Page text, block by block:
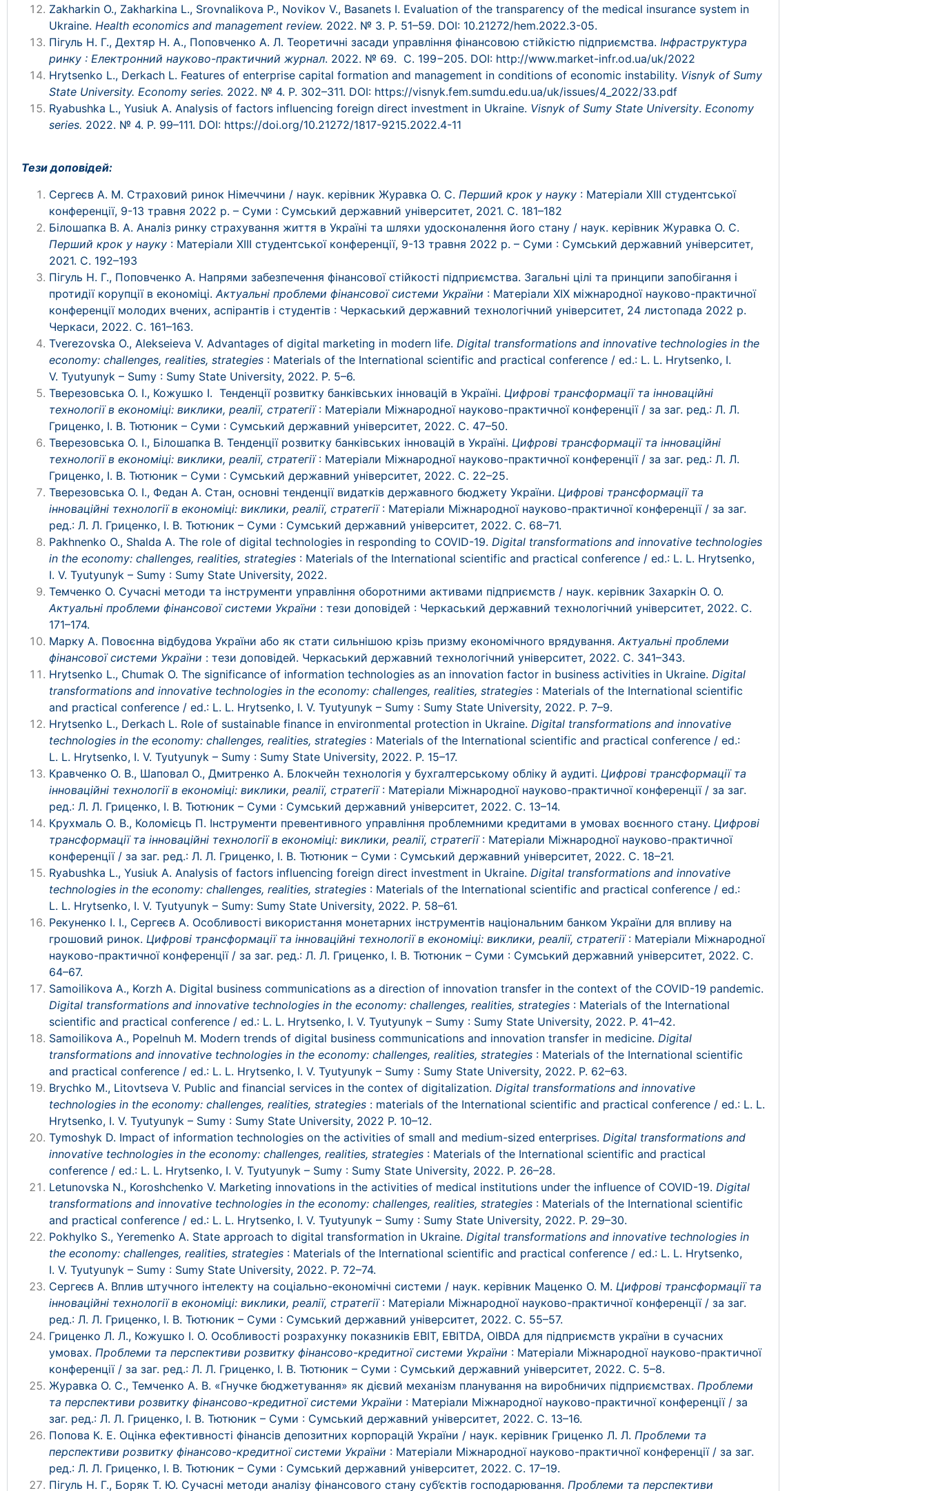
Zakharkin O., Zakharkina L., Srovnalikova P., Novikov V., Basanets I. Evaluation of the transparency of the medical insurance system in
Ukraine. Health economics and management review. 2022. № 3. P. 51–59. DOI: 10.21272/hem.2022.3-05.
Пігуль Н. Г., Дехтяр Н. А., Поповченко А. Л. Теоретичні засади управління фінансовою стійкістю підприємства. Інфраструктура
ринку : Електронний науково-практичний журнал. 2022. № 69. С. 199−205. DOI: http://www.market-infr.od.ua/uk/2022
Hrytsenko L., Derkach L. Features of enterprise capital formation and management in conditions of economic instability. Visnyk of Sumy
State University. Economy series. 2022. № 4. P. 302–311. DOI: https://visnyk.fem.sumdu.edu.ua/uk/issues/4_2022/33.pdf
Ryabushka L., Yusiuk A. Analysis of factors influencing foreign direct investment in Ukraine. Visnyk of Sumy State University. Economy
series. 2022. № 4. P. 99–111. DOI: https://doi.org/10.21272/1817-9215.2022.4-11
Тези доповідей:
Сергеєв А. М. Страховий ринок Німеччини / наук. керівник Журавка О. С. Перший крок у науку : Матеріали XIII студентської
конференції, 9-13 травня 2022 р. – Суми : Сумський державний університет, 2021. С. 181–182
Білошапка В. А. Аналіз ринку страхування життя в Україні та шляхи удосконалення його стану / наук. керівник Журавка О. С.
Перший крок у науку : Матеріали XIII студентської конференції, 9-13 травня 2022 р. – Суми : Сумський державний університет,
2021. С. 192–193
Пігуль Н. Г., Поповченко А. Напрями забезпечення фінансової стійкості підприємства. Загальні цілі та принципи запобігання і
протидії корупції в економіці. Актуальні проблеми фінансової системи України : Матеріали XІХ міжнародної науково-практичної
конференції молодих вчених, аспірантів і студентів : Черкаський державний технологічний університет, 24 листопада 2022 р.
Черкаси, 2022. С. 161–163.
Tverezovska O., Alekseieva V. Advantages of digital marketing in modern life. Digital transformations and innovative technologies in the
economy: challenges, realities, strategies : Materials of the International scientific and practical conference / ed.: L. L. Hrytsenko, I.
V. Tyutyunyk – Sumy : Sumy State University, 2022. P. 5–6.
Тверезовська О. І., Кожушко І. Тенденції розвитку банківських інновацій в Україні. Цифрові трансформації та інноваційні
технології в економіці: виклики, реалії, стратегії: Матеріали Міжнародної науково-практичної конференції / за заг. ред.: Л. Л.
Гриценко, І. В. Тютюник – Суми : Сумський державний університет, 2022. С. 47–50.
Тверезовська О. І., Білошапка В. Тенденції розвитку банківських інновацій в Україні. Цифрові трансформації та інноваційні
технології в економіці: виклики, реалії, стратегії: Матеріали Міжнародної науково-практичної конференції / за заг. ред.: Л. Л.
Гриценко, І. В. Тютюник – Суми : Сумський державний університет, 2022. С. 22–25.
Тверезовська О. І., Федан А. Стан, основні тенденції видатків державного бюджету України. Цифрові трансформації та
інноваційні технології в економіці: виклики, реалії, стратегії: Матеріали Міжнародної науково-практичної конференції / за заг.
ред.: Л. Л. Гриценко, І. В. Тютюник – Суми : Сумський державний університет, 2022. С. 68–71.
Pakhnenko O., Shalda A. The role of digital technologies in responding to COVID-19. Digital transformations and innovative technologies
in the economy: challenges, realities, strategies : Materials of the International scientific and practical conference / ed.: L. L. Hrytsenko,
I. V. Tyutyunyk – Sumy : Sumy State University, 2022.
Темченко О. Сучасні методи та інструменти управління оборотними активами підприємств / наук. керівник Захаркін О. О.
Актуальні проблеми фінансової системи України : тези доповідей : Черкаський державний технологічний університет, 2022. C.
171–174.
Марку А. Повоєнна відбудова України або як стати сильнішою крізь призму економічного врядування. Актуальні проблеми
фінансової системи України : тези доповідей. Черкаський державний технологічний університет, 2022. C. 341–343.
Hrytsenko L., Chumak O. The significance of information technologies as an innovation factor in business activities in Ukraine. Digital
transformations and innovative technologies in the economy: challenges, realities, strategies : Materials of the International scientific
and practical conference / ed.: L. L. Hrytsenko, I. V. Tyutyunyk – Sumy : Sumy State University, 2022. P. 7–9.
Hrytsenko L., Derkach L. Role of sustainable finance in environmental protection in Ukraine. Digital transformations and innovative
technologies in the economy: challenges, realities, strategies : Materials of the International scientific and practical conference / ed.:
L. L. Hrytsenko, I. V. Tyutyunyk – Sumy : Sumy State University, 2022. P. 15–17.
Кравченко О. В., Шаповал О., Дмитренко А. Блокчейн технологія у бухгалтерському обліку й аудиті. Цифрові трансформації та
інноваційні технології в економіці: виклики, реалії, стратегії: Матеріали Міжнародної науково-практичної конференції / за заг.
ред.: Л. Л. Гриценко, І. В. Тютюник – Суми : Сумський державний університет, 2022. С. 13–14.
Крухмаль О. В., Коломієць П. Інструменти превентивного управління проблемними кредитами в умовах воєнного стану. Цифрові
трансформації та інноваційні технології в економіці: виклики, реалії, стратегії : Матеріали Міжнародної науково-практичної
конференції / за заг. ред.: Л. Л. Гриценко, І. В. Тютюник – Суми : Сумський державний університет, 2022. С. 18–21.
Ryabushka L., Yusiuk А. Analysis of factors influencing foreign direct investment in Ukraine. Digital transformations and innovative
technologies in the economy: challenges, realities, strategies : Materials of the International scientific and practical conference / ed.:
L. L. Hrytsenko, I. V. Tyutyunyk – Sumy: Sumy State University, 2022. P. 58–61.
Рекуненко І. І., Сергеєв А. Особливості використання монетарних інструментів національним банком України для впливу на
грошовий ринок. Цифрові трансформації та інноваційні технології в економіці: виклики, реалії, стратегії : Матеріали Міжнародної
науково-практичної конференції / за заг. ред.: Л. Л. Гриценко, І. В. Тютюник – Суми : Сумський державний університет, 2022. С.
64–67.
Samoilikova А., Korzh А. Digital business communications as a direction of innovation transfer in the context of the COVID-19 pandemic.
Digital transformations and innovative technologies in the economy: challenges, realities, strategies : Materials of the International
scientific and practical conference / ed.: L. L. Hrytsenko, I. V. Tyutyunyk – Sumy : Sumy State University, 2022. P. 41–42.
Samoilikova А., Popelnuh M. Modern trends of digital business communications and innovation transfer in medicine. Digital
transformations and innovative technologies in the economy: challenges, realities, strategies : Materials of the International scientific
and practical conference / ed.: L. L. Hrytsenko, I. V. Tyutyunyk – Sumy : Sumy State University, 2022. P. 62–63.
Brychko M., Litovtseva V. Public and financial services in the contex of digitalization. Digital transformations and innovative
technologies in the economy: challenges, realities, strategies : materials of the International scientific and practical conference / ed.: L. L.
Hrytsenko, I. V. Tyutyunyk – Sumy : Sumy State University, 2022 P. 10–12.
Tymoshyk D. Impact of information technologies on the activities of small and medium-sized enterprises. Digital transformations and
innovative technologies in the economy: challenges, realities, strategies : Materials of the International scientific and practical
conference / ed.: L. L. Hrytsenko, I. V. Tyutyunyk – Sumy : Sumy State University, 2022. P. 26–28.
Letunovska N., Koroshchenko V. Marketing innovations in the activities of medical institutions under the influence of COVID-19. Digital
transformations and innovative technologies in the economy: challenges, realities, strategies : Materials of the International scientific
and practical conference / ed.: L. L. Hrytsenko, I. V. Tyutyunyk – Sumy : Sumy State University, 2022. P. 29–30.
Pokhylko S., Yeremenko A. State approach to digital transformation in Ukraine. Digital transformations and innovative technologies in
the economy: challenges, realities, strategies : Materials of the International scientific and practical conference / ed.: L. L. Hrytsenko,
I. V. Tyutyunyk – Sumy : Sumy State University, 2022. P. 72–74.
Сергеєв А. Вплив штучного інтелекту на соціально-економічні системи / наук. керівник Маценко О. М. Цифрові трансформації та
інноваційні технології в економіці: виклики, реалії, стратегії : Матеріали Міжнародної науково-практичної конференції / за заг.
ред.: Л. Л. Гриценко, І. В. Тютюник – Суми : Сумський державний університет, 2022. С. 55–57.
Гриценко Л. Л., Кожушко І. О. Особливості розрахунку показників EBIT, EBITDA, OIBDA для підприємств україни в сучасних
умовах. Проблеми та перспективи розвитку фінансово-кредитної системи України : Матеріали Міжнародної науково-практичної
конференції / за заг. ред.: Л. Л. Гриценко, І. В. Тютюник – Суми : Сумський державний університет, 2022. С. 5–8.
Журавка О. С., Темченко А. В. «Гнучке бюджетування» як дієвий механізм планування на виробничих підприємствах. Проблеми
та перспективи розвитку фінансово-кредитної системи України : Матеріали Міжнародної науково-практичної конференції / за
заг. ред.: Л. Л. Гриценко, І. В. Тютюник – Суми : Сумський державний університет, 2022. С. 13–16.
Попова К. Е. Оцінка ефективності фінансів депозитних корпорацій України / наук. керівник Гриценко Л. Л. Проблеми та
перспективи розвитку фінансово-кредитної системи України : Матеріали Міжнародної науково-практичної конференції / за заг.
ред.: Л. Л. Гриценко, І. В. Тютюник – Суми : Сумський державний університет, 2022. С. 17–19.
Пігуль Н. Г., Боряк Т. Ю. Сучасні методи аналізу фінансового стану суб’єктів господарювання. Проблеми та перспективи